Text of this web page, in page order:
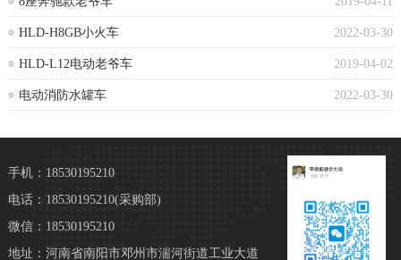
2022-03-30
HLD-H8GB小火车
2019-04-02
HLD-L12电动老爷车
2022-03-30
电动消防水罐车
手机：18530195210
电话：18530195210(采购部)
微信：18530195210
地址：河南省南阳市邓州市湍河街道工业大道